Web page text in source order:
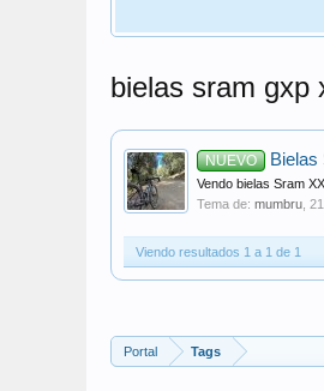
bielas sram gxp
NUEVO
Vendo bielas Sram
Tema de: mumbru
Viendo resultados 1 a 1 de 1
Portal Tags